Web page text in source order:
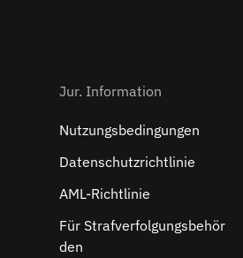
Jur. Information
Nutzungsbedingungen
Datenschutzrichtlinie
AML-Richtlinie
Für Strafverfolgungsbehör
den